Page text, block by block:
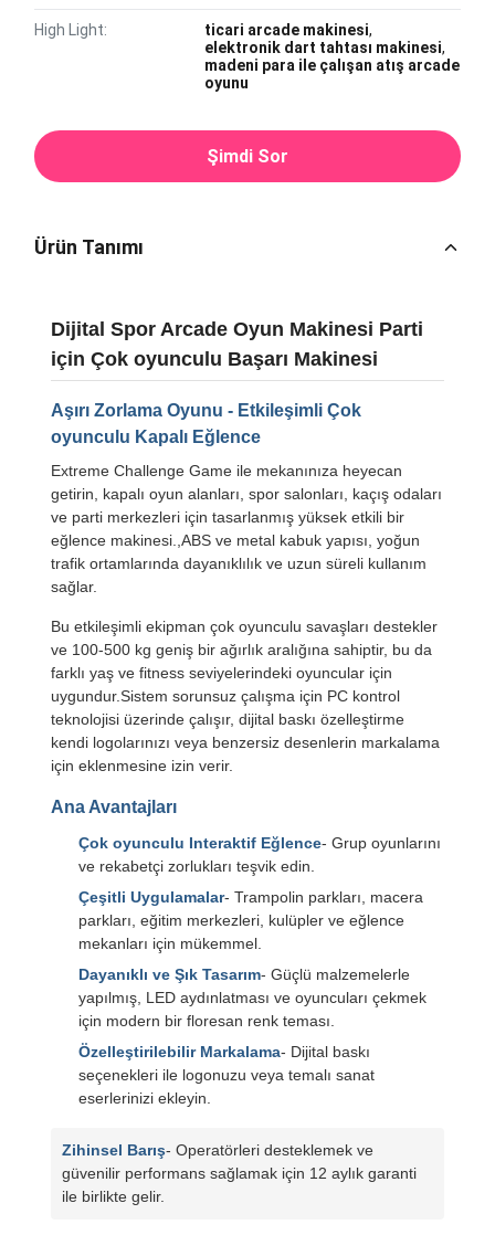
High Light: ticari arcade makinesi,
elektronik dart tahtası makinesi,
madeni para ile çalışan atış arcade
oyunu
Şimdi Sor
Ürün Tanımı
Dijital Spor Arcade Oyun Makinesi Parti
için Çok oyunculu Başarı Makinesi
Aşırı Zorlama Oyunu - Etkileşimli Çok
oyunculu Kapalı Eğlence
Extreme Challenge Game ile mekanınıza heyecan
getirin, kapalı oyun alanları, spor salonları, kaçış odaları
ve parti merkezleri için tasarlanmış yüksek etkili bir
eğlence makinesi.,ABS ve metal kabuk yapısı, yoğun
trafik ortamlarında dayanıklılık ve uzun süreli kullanım
sağlar.
Bu etkileşimli ekipman çok oyunculu savaşları destekler
ve 100-500 kg geniş bir ağırlık aralığına sahiptir, bu da
farklı yaş ve fitness seviyelerindeki oyuncular için
uygundur.Sistem sorunsuz çalışma için PC kontrol
teknolojisi üzerinde çalışır, dijital baskı özelleştirme
kendi logolarınızı veya benzersiz desenlerin markalama
için eklenmesine izin verir.
Ana Avantajları
Çok oyunculu Interaktif Eğlence- Grup oyunlarını
ve rekabetçi zorlukları teşvik edin.
Çeşitli Uygulamalar- Trampolin parkları, macera
parkları, eğitim merkezleri, kulüpler ve eğlence
mekanları için mükemmel.
Dayanıklı ve Şık Tasarım- Güçlü malzemelerle
yapılmış, LED aydınlatması ve oyuncuları çekmek
için modern bir floresan renk teması.
Özelleştirilebilir Markalama- Dijital baskı
seçenekleri ile logonuzu veya temalı sanat
eserlerinizi ekleyin.
Zihinsel Barış- Operatörleri desteklemek ve
güvenilir performans sağlamak için 12 aylık garanti
ile birlikte gelir.